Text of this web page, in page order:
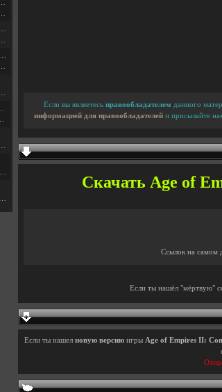
Если вы являетесь правообладателем данного
информацией для правообладателей и присылайте
Скачать Age of
Ссылок на самом
Если ты нашёл "мёртвую"
Если ты нашел новую версию игры Age of Empires II: